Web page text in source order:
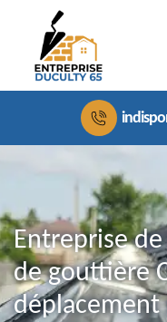
Entreprise
de gouttière